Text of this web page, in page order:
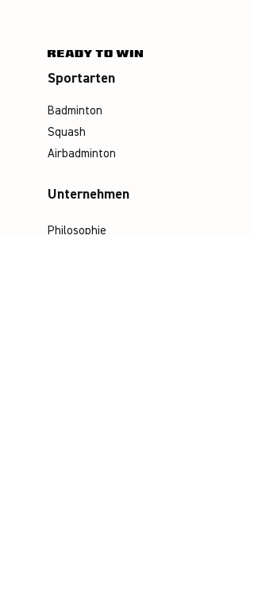
Badminton
Squash
Airbadminton
Sportarten
Philosophie
Unternehmen